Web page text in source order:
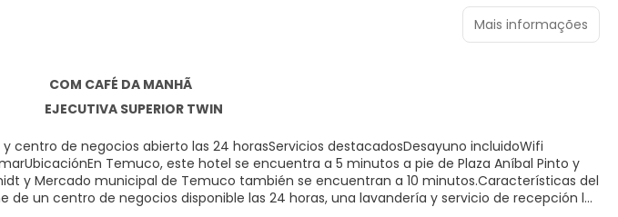
COM CAFÉ DA MANHÃ
EJECUTIVA SUPERIOR TWIN
centro de negocios abierto las 24 horasServicios destacadosDesayuno incluidoWifi
Temuco, este hotel se encuentra a 5 minutos a pie de Plaza Aníbal Pinto y
y Mercado municipal de Temuco también se encuentran a 10 minutos.Características del
un centro de negocios disponible las 24 horas, una lavandería y servicio de recepción las
Mais informações